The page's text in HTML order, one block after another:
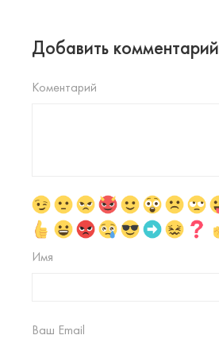
Добавить комментарий
Коментарий
Имя
Ваш Email